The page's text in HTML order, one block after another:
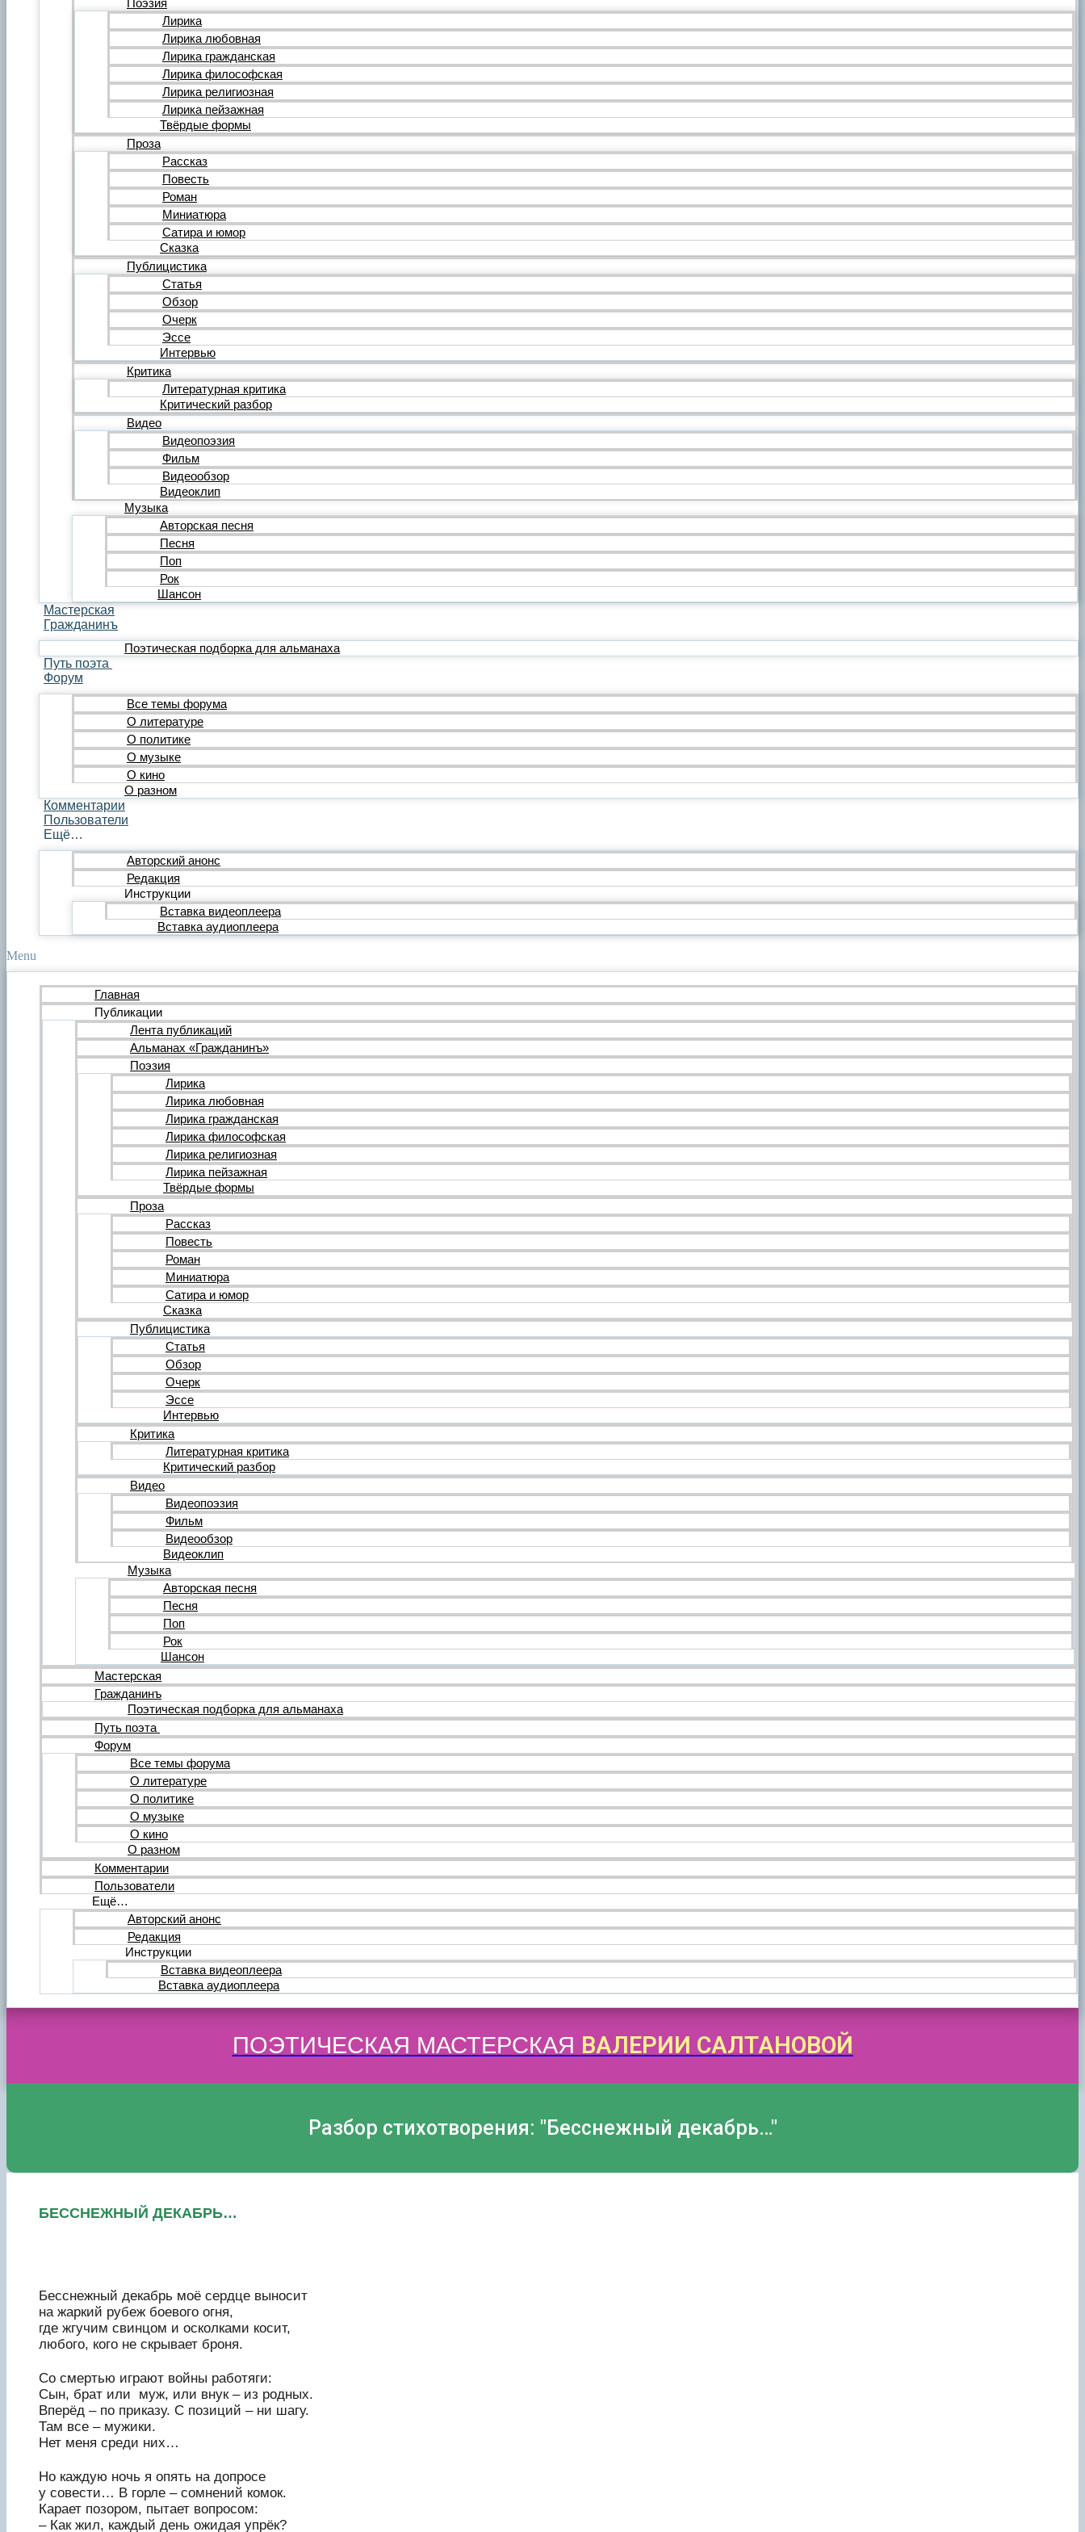
Лирика
Лирика любовная
Лирика гражданская
Лирика философская
Лирика религиозная
Лирика пейзажная
Твёрдые формы
Проза
Рассказ
Повесть
Роман
Миниатюра
Сатира и юмор
Сказка
Публицистика
Статья
Обзор
Очерк
Эссе
Интервью
Критика
Литературная критика
Критический разбор
Видео
Видеопоэзия
Фильм
Видеообзор
Видеоклип
Музыка
Авторская песня
Песня
Поп
Рок
Шансон
Мастерская
Гражданинъ
Поэтическая подборка для альманаха
Путь поэта
Форум
Все темы форума
О литературе
О политике
О музыке
О кино
О разном
Комментарии
Пользователи
Ещё…
Авторский анонс
Редакция
Инструкции
Вставка видеоплеера
Вставка аудиоплеера
Menu
Главная
Публикации
Лента публикаций
Альманах «Гражданинъ»
Поэзия
Лирика
Лирика любовная
Лирика гражданская
Лирика философская
Лирика религиозная
Лирика пейзажная
Твёрдые формы
Проза
Рассказ
Повесть
Роман
Миниатюра
Сатира и юмор
Сказка
Публицистика
Статья
Обзор
Очерк
Эссе
Интервью
Критика
Литературная критика
Критический разбор
Видео
Видеопоэзия
Фильм
Видеообзор
Видеоклип
Музыка
Авторская песня
Песня
Поп
Рок
Шансон
Мастерская
Гражданинъ
Поэтическая подборка для альманаха
Путь поэта
Форум
Все темы форума
О литературе
О политике
О музыке
О кино
О разном
Комментарии
Пользователи
Ещё…
Авторский анонс
Редакция
Инструкции
Вставка видеоплеера
Вставка аудиоплеера
Фильм
Видеообзор
Авторская песня
Песня
Поп
Рок
Шансон
Поэтическая подборка для альманаха
Все темы форума
О музыке
О кино
О разном
Авторский анонс
Редакция
Инструкции
Вставка видеоплеера
Вставка аудиоплеера
Лента публикаций
Альманах «Гражданинъ»
Поэзия
Лирика
Лирика любовная
Лирика гражданская
Лирика философская
Лирика религиозная
Лирика пейзажная
Твёрдые формы
Проза
Рассказ
Повесть
Миниатюра
Сатира и юмор
Сказка
Публицистика
Статья
Обзор
Очерк
Эссе
Интервью
Критика
Критический разбор
Видео
Видеопоэзия
Фильм
Видеообзор
Видеоклип
Музыка
Песня
Поп
Рок
Шансон
Мастерская
Гражданинъ
Поэтическая подборка для альманаха
Путь поэта
Все темы форума
О литературе
О политике
О музыке
Пользователи
Авторский анонс
Вставка видеоплеера
Вставка аудиоплеера
Войдите на сайт или зарегистрируйтесь
ПОЭТИЧЕСКАЯ МАСТЕРСКАЯ ВАЛЕРИИ САЛТАНОВОЙ
Разбор стихотворения: "Бесснежный декабрь…"
БЕССНЕЖНЫЙ ДЕКАБРЬ…
Бесснежный декабрь моё сердце выносит
на жаркий рубеж боевого огня,
где жгучим свинцом и осколками косит,
любого, кого не скрывает броня.
Со смертью играют войны работяги:
Сын, брат или муж, или внук – из родных.
Вперёд – по приказу. С позиций – ни шагу.
Там все – мужики.
Нет меня среди них…
Но каждую ночь я опять на допросе
у совести… В горле – сомнений комок.
Карает позором, пытает вопросом:
– Как жил, каждый день ожидая упрёк?